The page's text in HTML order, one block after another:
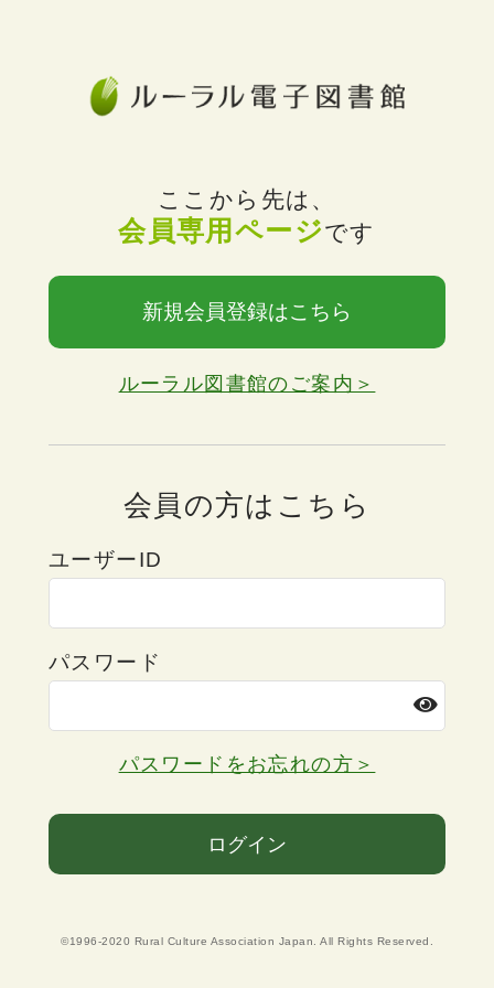
ここから先は、
会員専用ページです
新規会員登録はこちら
ルーラル図書館のご案内＞
会員の方はこちら
ユーザーID
パスワード
パスワードをお忘れの方＞
ログイン
©1996-2020 Rural Culture Association Japan. All Rights Reserved.